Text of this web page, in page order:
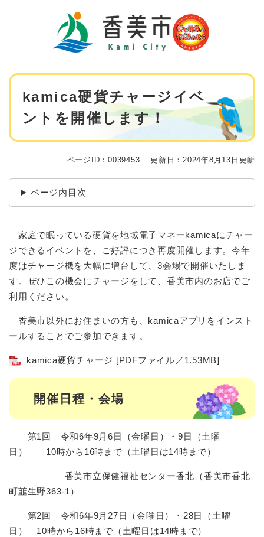
本
kamica硬貨チャージイベ
ントを開催します！
ページID：0039453 更新日：2024年8月13日更新
ページ内目次
家庭で眠っている硬貨を地域電子マネーkamicaにチャー
ジできるイベントを、ご好評につき再度開催します。今年
度はチャージ機を大幅に増台して、3会場で開催いたしま
す。ぜひこの機会にチャージをして、香美市内のお店でご
利用ください。
香美市以外にお住まいの方も、kamicaアプリをインスト
ールすることでご参加できます。
kamica硬貨チャージ [PDFファイル／1.53MB]
開催日程・会場
第1回 令和6年9月6日（金曜日）・9日（土曜
日） 10時から16時まで（土曜日は14時まで）
香美市立保健福祉センター香北（香美市香北
町韮生野363-1）
第2回 令和6年9月27日（金曜日）・28日（土曜
日） 10時から16時まで（土曜日は14時まで）​